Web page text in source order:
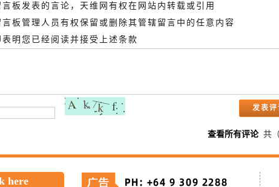
板发表的言论，天维网有权在网站内转载或引用
板管理人员有权保留或删除其管辖留言中的任意内容
明您已经阅读并接受上述条款
查看所有评论共（
here